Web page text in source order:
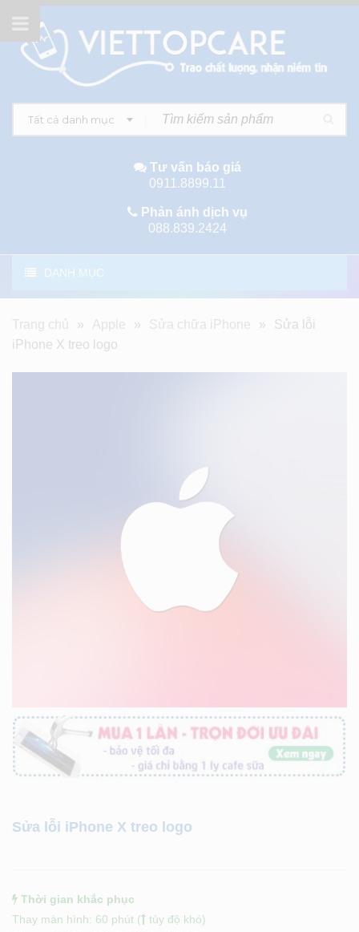
Tất cả danh mục
Tư vấn báo giá
0911.8899.11
Phản ánh dịch vụ
088.839.2424
DANH MỤC
Trang chủ » Apple » Sửa chữa iPhone »
Sửa lỗi
iPhone X treo logo
Sửa lỗi iPhone X treo logo
Thời gian khắc phục
Thay màn hình: 60 phút (
tùy độ khó)